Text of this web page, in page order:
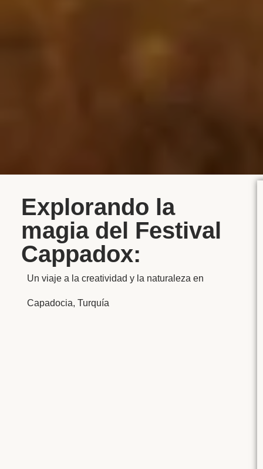
Explorando la
magia del Festival
Cappadox:
Un viaje a la creatividad y la naturaleza en
Capadocia, Turquía